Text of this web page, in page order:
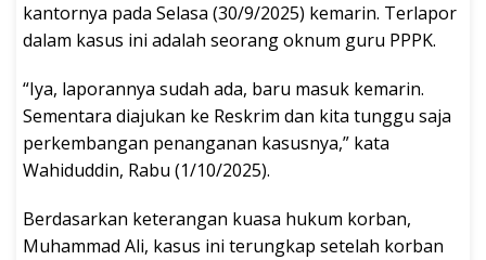
kantornya pada Selasa (30/9/2025) kemarin. Terlapor
dalam kasus ini adalah seorang oknum guru PPPK.
“Iya, laporannya sudah ada, baru masuk kemarin.
Sementara diajukan ke Reskrim dan kita tunggu saja
perkembangan penanganan kasusnya,” kata
Wahiduddin, Rabu (1/10/2025).
Berdasarkan keterangan kuasa hukum korban,
Muhammad Ali, kasus ini terungkap setelah korban